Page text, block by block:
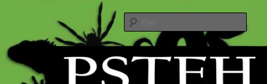
Pohjois-Suomen
terraarioeläinharrastajat ry
Pohjois-Suomen terraarioeläinharrastajat ry